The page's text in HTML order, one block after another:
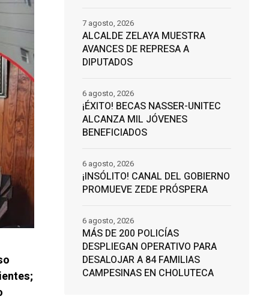
ALCALDE ZELAYA MUESTRA
AVANCES DE REPRESA A
DIPUTADOS
7 agosto, 2026
¡ÉXITO! BECAS NASSER-UNITEC
ALCANZA MIL JÓVENES
BENEFICIADOS
6 agosto, 2026
¡INSÓLITO! CANAL DEL GOBIERNO
PROMUEVE ZEDE PRÓSPERA
6 agosto, 2026
MÁS DE 200 POLICÍAS
DESPLIEGAN OPERATIVO PARA
DESALOJAR A 84 FAMILIAS
CAMPESINAS EN CHOLUTECA
6 agosto, 2026